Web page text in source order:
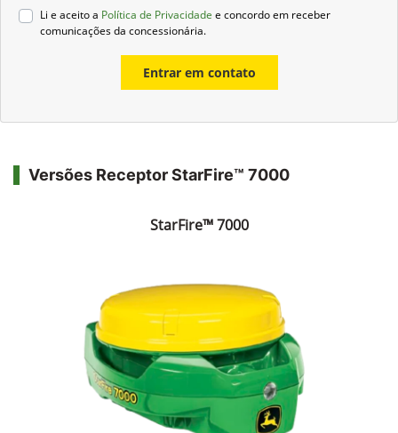
Li e aceito a Política de Privacidade e concordo em receber
comunicações da concessionária.
Entrar em contato
Versões Receptor StarFire™ 7000
StarFire™ 7000